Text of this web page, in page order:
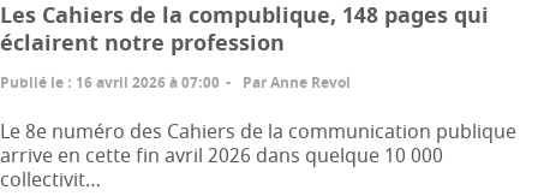
Les Cahiers de la compublique, 148 pages qui
éclairent notre profession
Publié le : 16 avril 2026 à 07:00 ParAnne Revol
Le 8e numéro des Cahiers de la communication publique
arrive en cette fin avril 2026 dans quelque 10 000
collectivit…